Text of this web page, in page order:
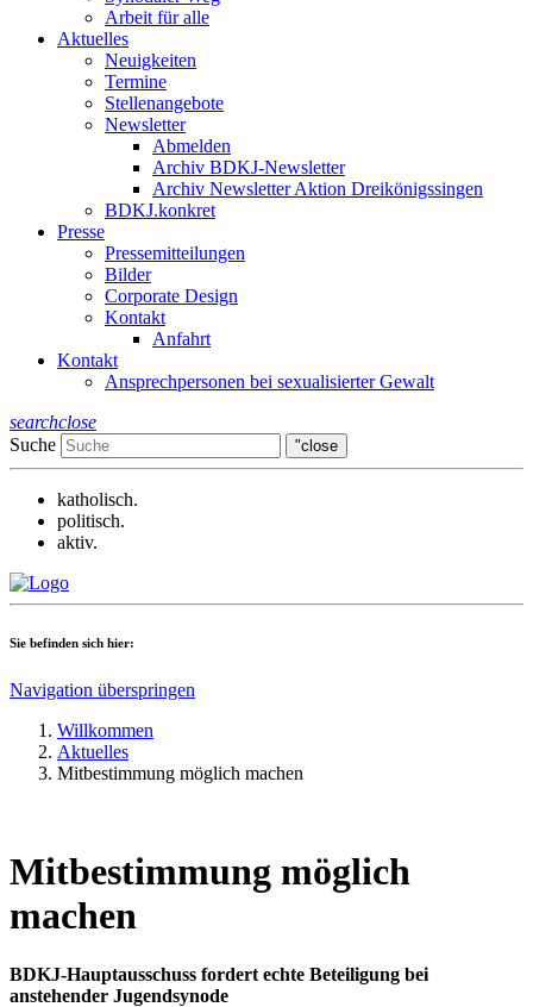
Arbeit für alle
Aktuelles
Neuigkeiten
Termine
Stellenangebote
Newsletter
Abmelden
Archiv BDKJ-Newsletter
Archiv Newsletter Aktion Dreikönigssingen
BDKJ.konkret
Presse
Pressemitteilungen
Bilder
Corporate Design
Kontakt
Anfahrt
Kontakt
Ansprechpersonen bei sexualisierter Gewalt
searchclose
Suche
"close
katholisch.
politisch.
aktiv.
Sie befinden sich hier:
Navigation überspringen
Willkommen
Aktuelles
Mitbestimmung möglich machen
Mitbestimmung möglich
machen
BDKJ-Hauptausschuss fordert echte Beteiligung bei
anstehender Jugendsynode